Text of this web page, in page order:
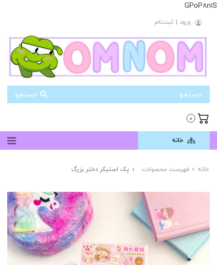
GPoP8n1S
ورود | ثبت‌نام
0
خانه
خانه فهرست محصولات پک استیکر دختر بزرگ